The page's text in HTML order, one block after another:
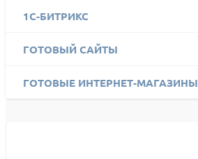
1C-БИТРИКС
ГОТОВЫЙ САЙТЫ
ГОТОВЫЕ ИНТЕРНЕТ-МАГАЗИНЫ